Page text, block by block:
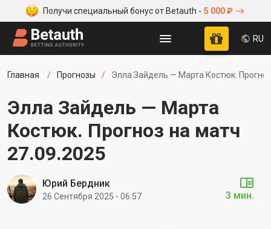
Получи специальный бонус от Betauth - 5 000 ₽
RU
Главная Прогнозы Элла Зайдель — Марта Костюк.
Элла Зайдель — Марта
Костюк. Прогноз на матч
27.09.2025
Юрий Бердник
26 Сентября 2025 - 06:57 3 мин.